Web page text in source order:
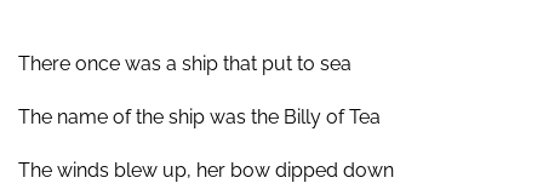
There once was a ship that put to sea
The name of the ship was the Billy of Tea
The winds blew up, her bow dipped down